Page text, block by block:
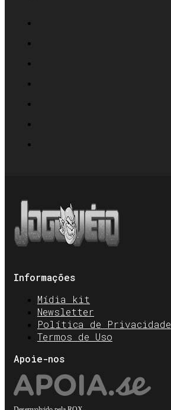
Informações
Mídia kit
Newsletter
Política de Privacidade
Termos de Uso
Apoie-nos